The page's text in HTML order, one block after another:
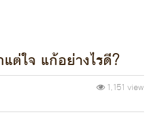
ต่ใจ แก้อย่างไรดี?
1,151 view